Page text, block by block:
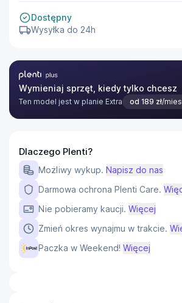
Dostępny
Wysyłka do 24h
Plenti Plus
Wymieniaj sprzęt, kiedy tylko chcesz
Ten model jest w planie Extra od 189 zł/
Dlaczego Plenti?
Możliwy wykup. Napisz do nas
Darmowa ochrona Plenti Care.
Nie pobieramy kaucji. Więcej
Zmień okres wynajmu w trakcie.
Paczka w Weekend! Więcej